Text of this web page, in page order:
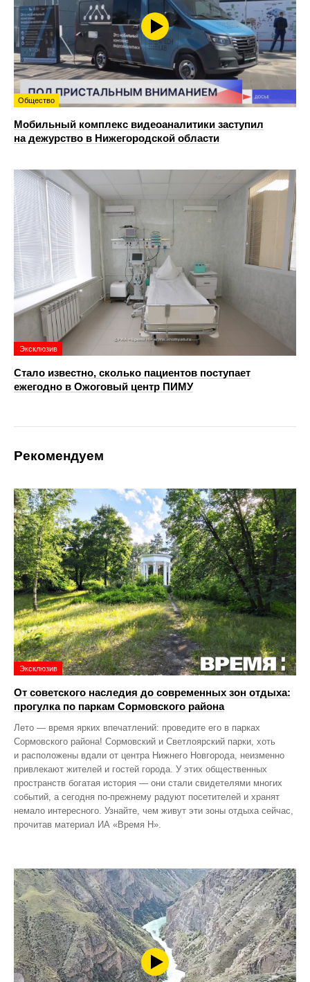
Общество
Мобильный комплекс видеоаналитики заступил
на дежурство в Нижегородской области
Эксклюзив
Стало известно, сколько пациентов поступает
ежегодно в Ожоговый центр ПИМУ
Рекомендуем
Эксклюзив
От советского наследия до современных зон отдыха:
прогулка по паркам Сормовского района
Лето — время ярких впечатлений: проведите его в парках
Сормовского района! Сормовский и Светлоярский парки, хоть
и расположены вдали от центра Нижнего Новгорода, неизменно
привлекают жителей и гостей города. У этих общественных
пространств богатая история — они стали свидетелями многих
событий, а сегодня по‑прежнему радуют посетителей и хранят
немало интересного. Узнайте, чем живут эти зоны отдыха сейчас,
прочитав материал ИА «Время Н».